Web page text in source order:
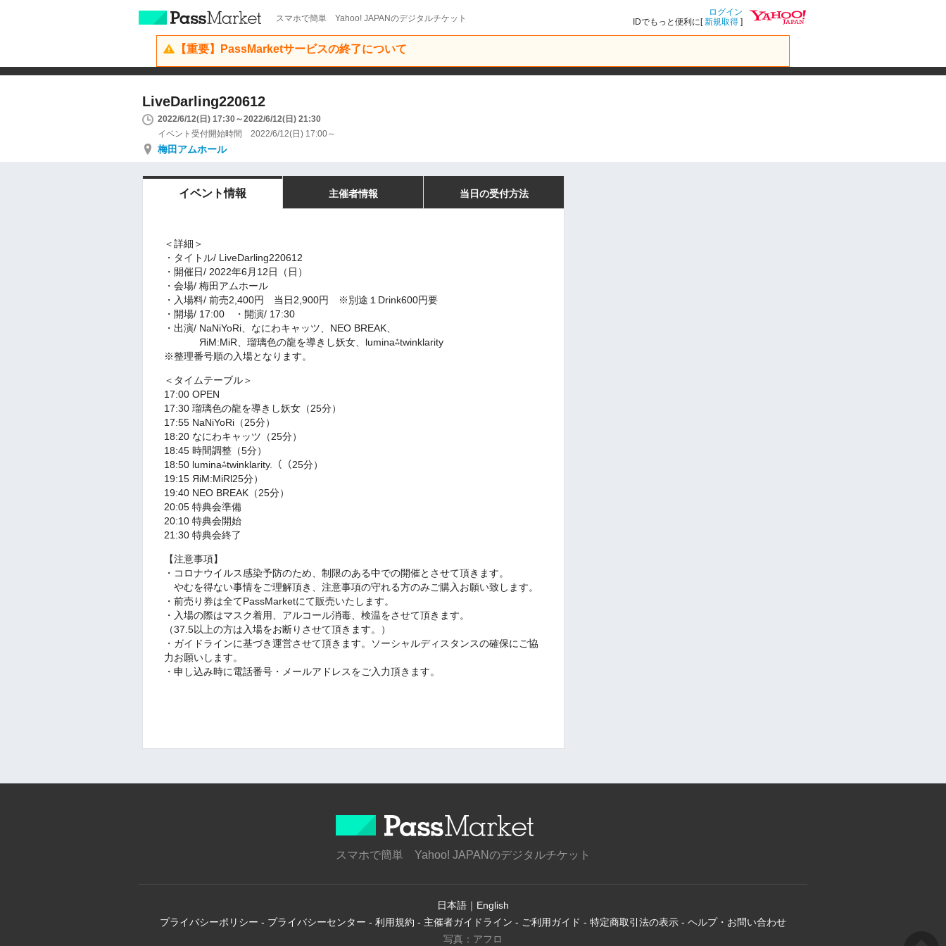
スマホで簡単 Yahoo! JAPANのデジタルチケット
ログイン
IDでもっと便利に[新規取得 ]
【重要】PassMarketサービスの終了について
LiveDarling220612
2022/6/12(日) 17:30～2022/6/12(日) 21:30
イベント受付開始時間 2022/6/12(日) 17:00～
梅田アムホール
イベント情報 主催者情報 当日の受付方法
＜詳細＞
・タイトル/ LiveDarling220612
・開催日/ 2022年6月12日（日）
・会場/ 梅田アムホール
・入場料/ 前売2,400円 当日2,900円 ※別途１Drink600円要
・開場/ 17:00 ・開演/ 17:30
・出演/ NaNiYoRi、なにわキャッツ、NEO BREAK、
ЯiM:MiR、瑠璃色の龍を導きし妖女、lumina⁂twinklarity
※整理番号順の入場となります。
＜タイムテーブル＞
17:00 OPEN
17:30 瑠璃色の龍を導きし妖女（25分）
17:55 NaNiYoRi（25分）
18:20 なにわキャッツ（25分）
18:45 時間調整（5分）
18:50 lumina⁂twinklarity.（（25分）
19:15 ЯiM:MiRl25分）
19:40 NEO BREAK（25分）
20:05 特典会準備
20:10 特典会開始
21:30 特典会終了
【注意事項】
・コロナウイルス感染予防のため、制限のある中での開催とさせて頂きます。
やむを得ない事情をご理解頂き、注意事項の守れる方のみご購入お願い致します。
・前売り券は全てPassMarketにて販売いたします。
・入場の際はマスク着用、アルコール消毒、検温をさせて頂きます。
（37.5以上の方は入場をお断りさせて頂きます。）
・ガイドラインに基づき運営させて頂きます。ソーシャルディスタンスの確保にご協
力お願いします。
・申し込み時に電話番号・メールアドレスをご入力頂きます。
スマホで簡単 Yahoo! JAPANのデジタルチケット
日本語 ｜ English
プライバシーポリシー - プライバシーセンター - 利用規約 - 主催者ガイドライン - ご利用ガイド - 特定商取引法の表示 - ヘルプ・お問い合わせ
写真：アフロ